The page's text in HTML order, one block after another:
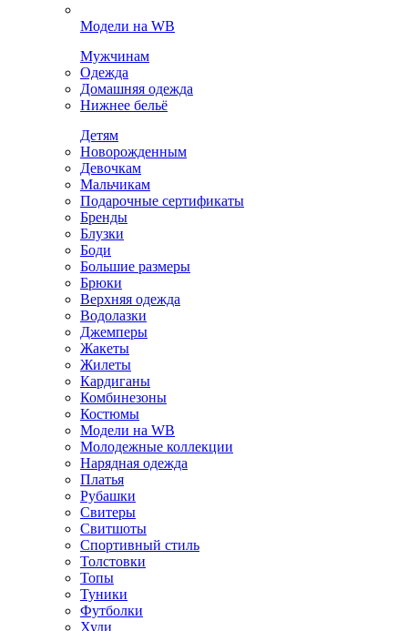
Модели на WB
Мужчинам
Одежда
Домашняя одежда
Нижнее бельё
Детям
Новорожденным
Девочкам
Мальчикам
Подарочные сертификаты
Бренды
Блузки
Боди
Большие размеры
Брюки
Верхняя одежда
Водолазки
Джемперы
Жакеты
Жилеты
Кардиганы
Комбинезоны
Костюмы
Модели на WB
Молодежные коллекции
Нарядная одежда
Платья
Рубашки
Свитеры
Свитшоты
Спортивный стиль
Толстовки
Топы
Туники
Футболки
Худи